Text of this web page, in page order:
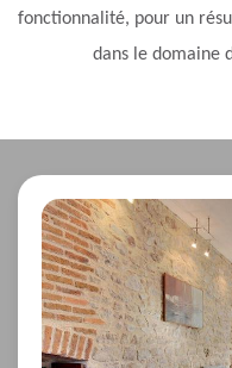
fonctionnalité, pour un
dans le domaine